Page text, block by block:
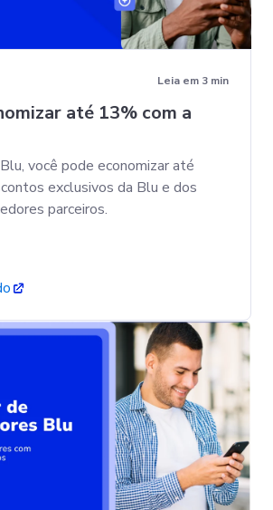
Leia em 3 min
até 13% com a
você pode economizar até
exclusivos da Blu e dos
parceiros.